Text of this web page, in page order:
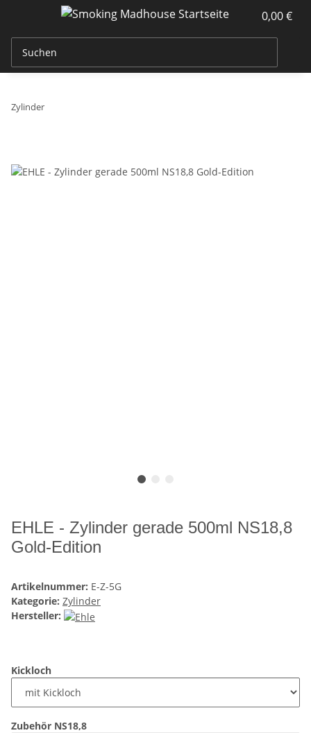
0,00 €
Zylinder
EHLE - Zylinder gerade 500ml NS18,8
Gold-Edition
Artikelnummer: E-Z-5G
Kategorie: Zylinder
Hersteller:
Kickloch
Zubehör NS18,8